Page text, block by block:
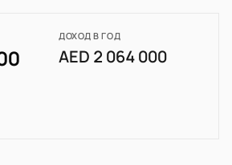
ДОХОД В ГОД
AED 2 064 000